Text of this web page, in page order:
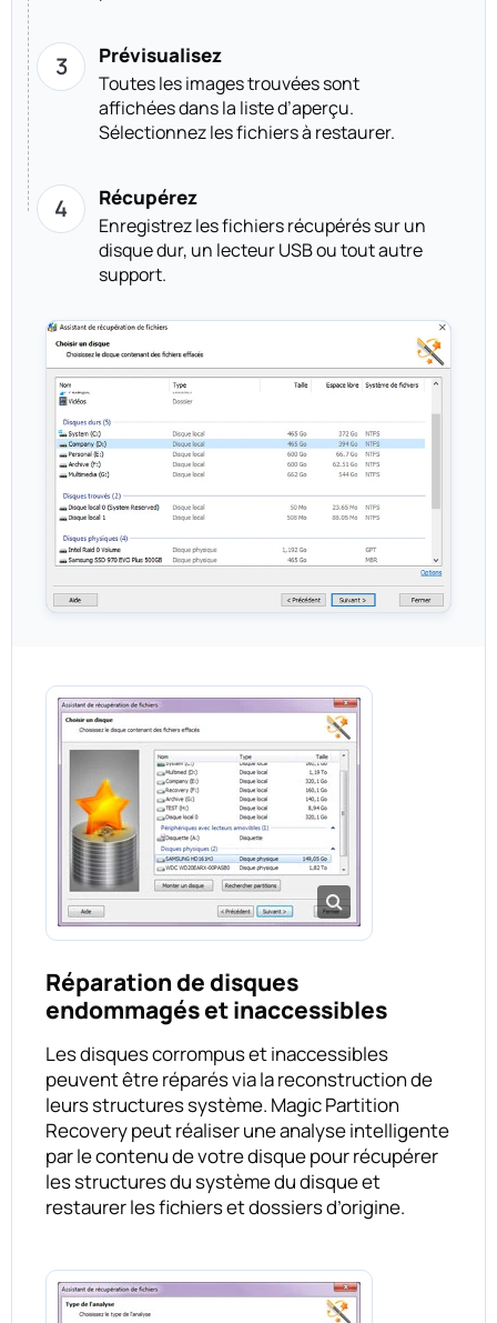
Prévisualisez
Toutes les images trouvées sont
affichées dans la liste d’aperçu.
Sélectionnez les fichiers à restaurer.
Récupérez
Enregistrez les fichiers récupérés sur un
disque dur, un lecteur USB ou tout autre
support.
Réparation de disques
endommagés et inaccessibles
Les disques corrompus et inaccessibles
peuvent être réparés via la reconstruction de
leurs structures système. Magic Partition
Recovery peut réaliser une analyse intelligente
par le contenu de votre disque pour récupérer
les structures du système du disque et
restaurer les fichiers et dossiers d’origine.